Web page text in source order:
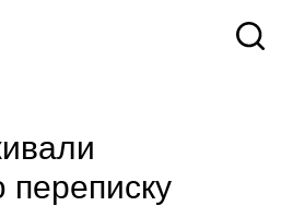
переписку